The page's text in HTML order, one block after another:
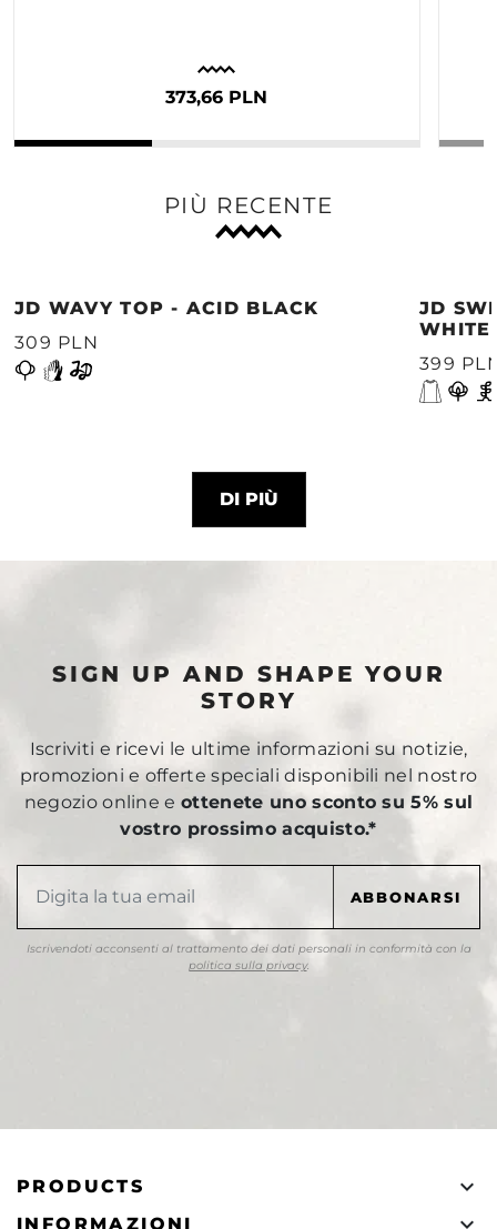
373,66 PLN
PIÙ RECENTE
JD WAVY TOP - ACID BLACK
309 PLN
JD
WHITE
399
DI PIÙ
SIGN UP AND SHAPE YOUR
STORY
Iscriviti e ricevi le ultime informazioni su notizie,
promozioni e offerte speciali disponibili nel nostro
negozio online eottenete uno sconto su 5% sul
vostro prossimo acquisto.*
Iscrivendoti acconsenti al trattamento dei dati personali in conformità con la
politica sulla privacy.
PRODUCTS 
INFORMAZIONI